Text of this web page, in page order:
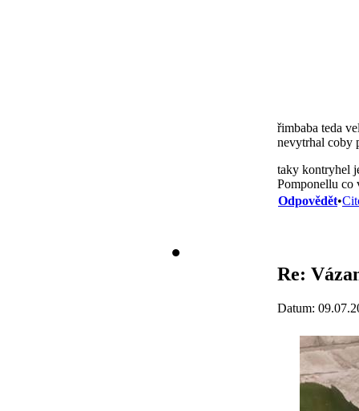
řimbaba teda
nevytrhal coby
taky kontryhel
Pomponellu co
Odpovědět•
Re:
Datum: